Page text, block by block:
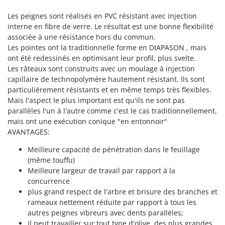
Pulvérisateurs portés
R
Rafraîchisseurs d'air par évaporation
Rampes de chargement en aluminium
Râpes à fromage électriques
Râteaux pour tracteur
Remplisseuses
Robots nettoyeurs de piscine
Rogneuses de souches
Rouleaux pour tracteur
Scies à os
Scies à Ruban
GVS
GYS
H
Hailo
Helvi
Henx
HiKOKI
Honda
Idromatic
Il-Tec
Imperia
Infaco
Intec
Les peignes sont réalisés en PVC résistant avec injection
interne en fibre de verre. Le résultat est une bonne flexibilité
associée à une résistance hors du commun.
Les pointes ont la traditionnelle forme en DIAPASON , mais
ont été redessinés en optimisant leur profil, plus svelte.
Les râteaux sont construits avec un moulage à injection
capillaire de technopolymère hautement résistant. Ils sont
particulièrement résistants et en même temps très flexibles.
Mais l'aspect le plus important est qu'ils ne sont pas
parallèles l'un à l'autre comme c'est le cas traditionnellement,
mais ont une exécution conique "en entonnoir"
AVANTAGES:
Meilleure capacité de pénétration dans le feuillage
(même touffu)
Meilleure largeur de travail par rapport à la
concurrence
plus grand respect de l'arbre et brisure des branches et
rameaux nettement réduite par rapport à tous les
autres peignes vibreurs avec dents parallèles;